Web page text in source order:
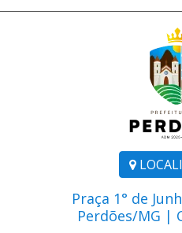
Praça 1° de
Perdões/MG |